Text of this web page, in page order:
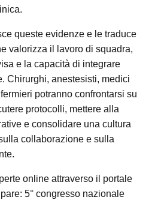
queste evidenze e le traduce
valorizza il lavoro di squadra,
e la capacità di integrare
Chirurghi, anestesisti, medici
potranno confrontarsi su
protocolli, mettere alla
e consolidare una cultura
collaborazione e sulla
online attraverso il portale
5° congresso nazionale